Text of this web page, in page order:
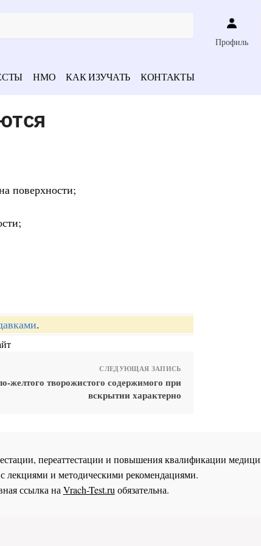
Профиль
НМО КАК ИЗУЧАТЬ КОНТАКТЫ
поверхности;
.
СЛЕДУЮЩАЯ ЗАПИСЬ
желтого творожистого содержимого при
вскрытии характерно
переаттестации и повышения квалификации
и методическими рекомендациями.
ссылка на Vrach-Test.ru обязательна.